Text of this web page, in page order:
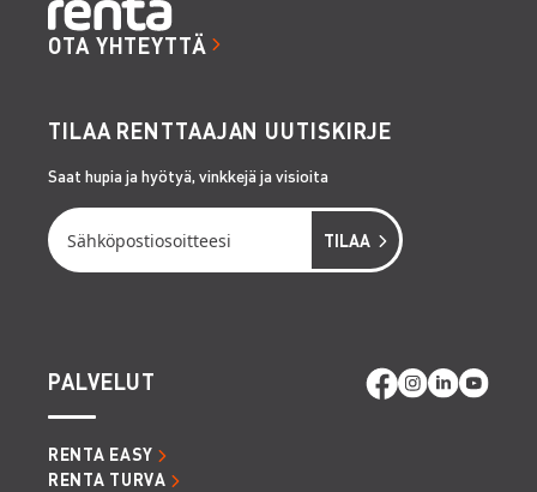
OTA YHTEYTTÄ
TILAA RENTTAAJAN UUTISKIRJE
Saat hupia ja hyötyä, vinkkejä ja visioita
PALVELUT
RENTA EASY
RENTA TURVA